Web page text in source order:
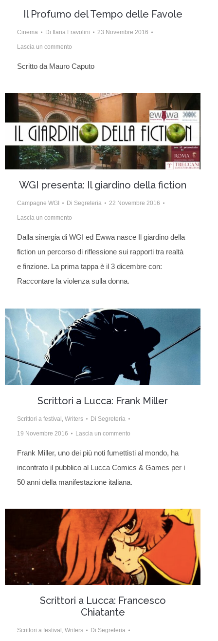
Il Profumo del Tempo delle Favole
Cinema Di Ilaria Fravolini 23 Novembre 2016
Lascia un commento
Scritto da Mauro Caputo
WGI presenta: Il giardino della fiction
Campagne WGI Di Segreteria 22 Novembre 2016
Lascia un commento
Dalla sinergia di WGI ed Ewwa nasce Il giardino della
fiction un percorso di riflessione sui rapporti tra realtà
e finzione. La prima tappa è il 3 dicembre con:
Raccontare la violenza sulla donna.
Scrittori a Lucca: Frank Miller
Scrittori a festival Writers Di Segreteria
19 Novembre 2016 Lascia un commento
Frank Miller, uno dei più noti fumettisti al mondo, ha
incontrato il pubblico al Lucca Comics & Games per i
50 anni della manifestazione italiana.
Scrittori a Lucca: Francesco
Chiatante
Scrittori a festival , Writers Di Segreteria